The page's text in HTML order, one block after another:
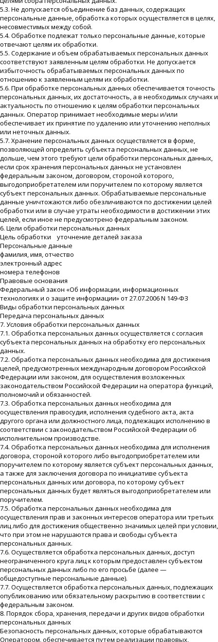
5.3. Не допускается объединение баз данных, содержащих
персональные данные, обработка которых осуществляется в целях,
несовместимых между собой.
5.4. Обработке подлежат только персональные данные, которые
отвечают целям их обработки.
5.5. Содержание и объем обрабатываемых персональных данных
соответствуют заявленным целям обработки. Не допускается
избыточность обрабатываемых персональных данных по
отношению к заявленным целям их обработки.
5.6. При обработке персональных данных обеспечивается точность
персональных данных, их достаточность, а в необходимых случаях и
актуальность по отношению к целям обработки персональных
данных. Оператор принимает необходимые меры и/или
обеспечивает их принятие по удалению или уточнению неполных
или неточных данных.
5.7. Хранение персональных данных осуществляется в форме,
позволяющей определить субъекта персональных данных, не
дольше, чем этого требуют цели обработки персональных данных,
если срок хранения персональных данных не установлен
федеральным законом, договором, стороной которого,
выгодоприобретателем или поручителем по которому является
субъект персональных данных. Обрабатываемые персональные
данные уничтожаются либо обезличиваются по достижении целей
обработки или в случае утраты необходимости в достижении этих
целей, если иное не предусмотрено федеральным законом.
6. Цели обработки персональных данных
Цель обработки уточнение деталей заказа
Персональные данные
фамилия, имя, отчество
электронный адрес
номера телефонов
Правовые основания
Федеральный закон «Об информации, информационных
технологиях и о защите информации» от 27.07.2006 N 149-ФЗ
Виды обработки персональных данных
Передача персональных данных
7. Условия обработки персональных данных
7.1. Обработка персональных данных осуществляется с согласия
субъекта персональных данных на обработку его персональных
данных.
7.2. Обработка персональных данных необходима для достижения
целей, предусмотренных международным договором Российской
Федерации или законом, для осуществления возложенных
законодательством Российской Федерации на оператора функций,
полномочий и обязанностей.
7.3. Обработка персональных данных необходима для
осуществления правосудия, исполнения судебного акта, акта
другого органа или должностного лица, подлежащих исполнению в
соответствии с законодательством Российской Федерации об
исполнительном производстве.
7.4. Обработка персональных данных необходима для исполнения
договора, стороной которого либо выгодоприобретателем или
поручителем по которому является субъект персональных данных,
а также для заключения договора по инициативе субъекта
персональных данных или договора, по которому субъект
персональных данных будет являться выгодоприобретателем или
поручителем.
7.5. Обработка персональных данных необходима для
осуществления прав и законных интересов оператора или третьих
лиц либо для достижения общественно значимых целей при условии,
что при этом не нарушаются права и свободы субъекта
персональных данных.
7.6. Осуществляется обработка персональных данных, доступ
неограниченного круга лиц к которым предоставлен субъектом
персональных данных либо по его просьбе (далее —
общедоступные персональные данные).
7.7. Осуществляется обработка персональных данных, подлежащих
опубликованию или обязательному раскрытию в соответствии с
федеральным законом.
8. Порядок сбора, хранения, передачи и других видов обработки
персональных данных
Безопасность персональных данных, которые обрабатываются
Оператором, обеспечивается путем реализации правовых,